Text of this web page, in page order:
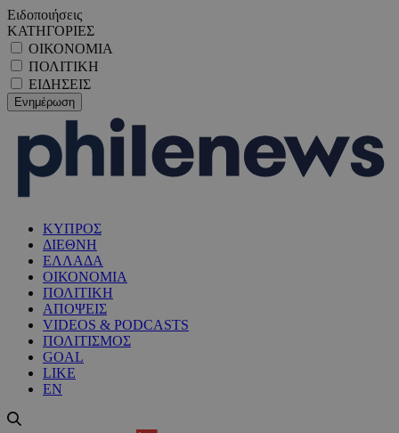
Ειδοποιήσεις
ΚΑΤΗΓΟΡΙΕΣ
ΟΙΚΟΝΟΜΙΑ
ΠΟΛΙΤΙΚΗ
ΕΙΔΗΣΕΙΣ
ΚΥΠΡΟΣ
ΔΙΕΘΝΗ
ΕΛΛΑΔΑ
ΟΙΚΟΝΟΜΙΑ
ΠΟΛΙΤΙΚΗ
ΑΠΟΨΕΙΣ
VIDEOS & PODCASTS
ΠΟΛΙΤΙΣΜΟΣ
GOAL
LIKE
EN